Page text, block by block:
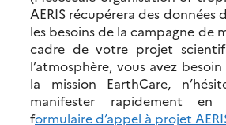
AERIS récupérera des données
les besoins de la campagne de
cadre de votre projet
l’atmosphère, vous avez
la mission EarthCare,
manifester rapidement en
formulaire d’appel à projet